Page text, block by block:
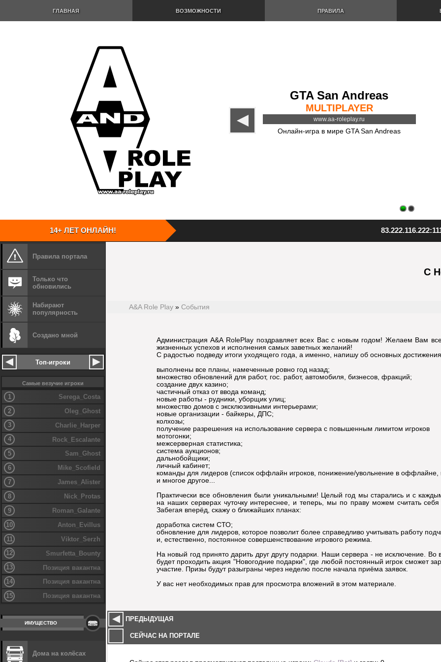
ГЛАВНАЯ ВОЗМОЖНОСТИ ПРАВИЛА
GTA San Andreas
MULTIPLAYER
Онлайн-игра в мире GTA San Andreas
www.aa-roleplay.ru
14+ ЛЕТ ОНЛАЙН!
Запустите скачанный файл игры
Укажите путь установки
Установите игру
Шаг 1 Установите игру
столе
Шаг 2 Установите клиент
Внизу в клиенте выберите
Подтвердите добавление, нажав
Шаг 3 Добавьте
С
A&A Role Play »События
Администрация A&A RolePlay поздравляет всех Вас с новым годом! Желаем Вам
жизненных успехов и исполнения самых заветных желаний!
С радостью подведу итоги уходящего года, а именно, напишу об основных
выполнены все планы, намеченные ровно год назад;
множество обновлений для работ, гос. работ, автомобиля, бизнесов, фракций;
создание двух казино;
частичный отказ от ввода команд;
новые работы - рудники, уборщик улиц;
множество домов с эксклюзивными интерьерами;
новые организации - байкеры, ДПС;
колхозы;
получение разрешения на использование сервера с повышенным лимитом игроков
мотогонки;
межсерверная статистика;
система аукционов;
дальнобойщики;
личный кабинет;
команды для лидеров (список оффлайн игроков, понижение/увольнение в оффлайне,
и многое другое...
Практически все обновления были уникальными! Целый год мы старались и с
на наших серверах чуточку интереснее, и теперь, мы по праву можем считать
Забегая вперёд, скажу о ближайших планах:
доработка систем СТО;
обновление для лидеров, которое позволит более справедливо учитывать работу
и, естественно, постоянное совершенствование игрового режима.
На новый год принято дарить друг другу подарки. Наши сервера - не исключение. Во
будет проходить акция "Новогодние подарки", где любой постоянный игрок сможет
участие. Призы будут разыграны через неделю после начала приёма заявок.
У вас нет необходимых прав для просмотра вложений в этом материале.
ПРЕДЫДУЩАЯ
СЕЙЧАС НА ПОРТАЛЕ
Правила портала
Только что
обновились
Набирают
популярность
Создано мной
Топ-игроки
Самые везучие игроки
1
Serega_Costa
2
Oleg_Ghost
3
Charlie_Harper
4
Rock_Escalante
5
Sam_Ghost
6
Mike_Scofield
7
James_Alister
8
Nick_Protas
9
Roman_Galante
10
Anton_Evillus
11
Viktor_Serzh
12
Smurfetta_Bounty
13
Позиция вакантна
14
Позиция вакантна
15
Позиция вакантна
ИМУЩЕСТВО
Дома на колёсах